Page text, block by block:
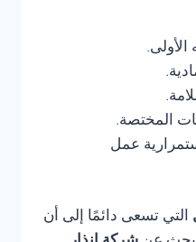
المختصة.
عمل
التي تسعى دائمًا إلى أن